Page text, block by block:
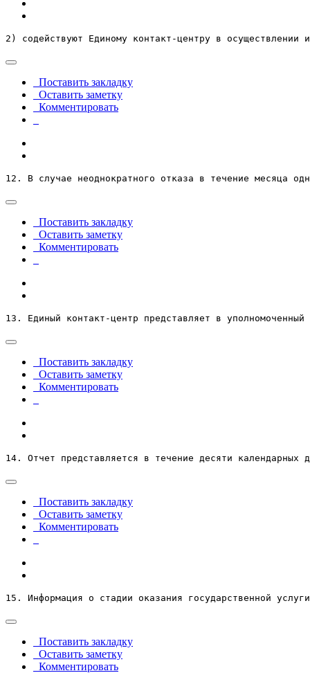
2) содействуют Единому контакт-центру в осуществлении
Поставить закладку
Оставить заметку
Комментировать
12. В случае неоднократного отказа в течение месяца
Поставить закладку
Оставить заметку
Комментировать
13. Единый контакт-центр представляет в
Поставить закладку
Оставить заметку
Комментировать
14. Отчет представляется в течение десяти календарных
Поставить закладку
Оставить заметку
Комментировать
15. Информация о стадии оказания государственной
Поставить закладку
Оставить заметку
Комментировать